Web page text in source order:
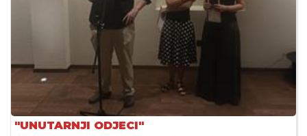
"UNUTARNJI ODJECI"